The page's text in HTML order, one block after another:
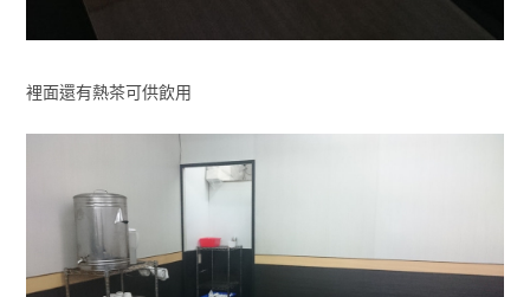
裡面還有熱茶可供飲用